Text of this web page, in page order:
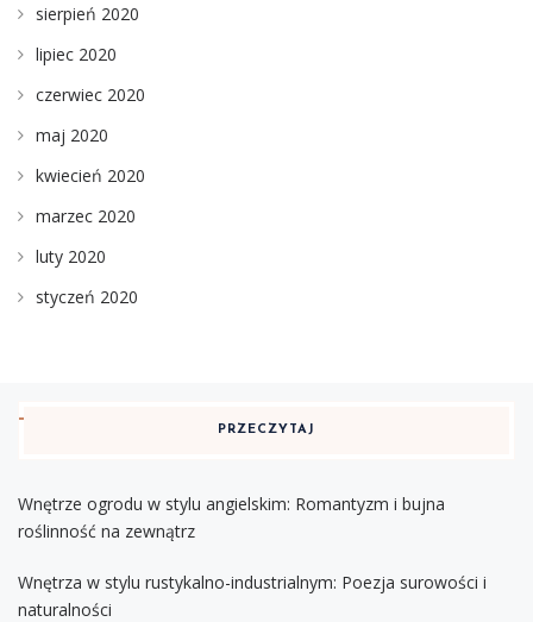
sierpień 2020
lipiec 2020
czerwiec 2020
maj 2020
kwiecień 2020
marzec 2020
luty 2020
styczeń 2020
PRZECZYTAJ
Wnętrze ogrodu w stylu angielskim: Romantyzm i bujna
roślinność na zewnątrz
Wnętrza w stylu rustykalno-industrialnym: Poezja surowości i
naturalności